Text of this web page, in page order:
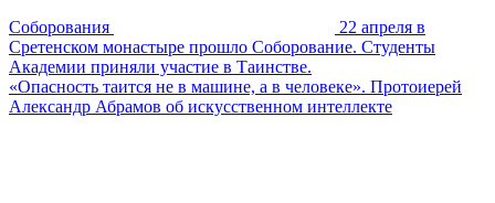
Соборования
22 апреля в
Сретенском монастыре прошло Соборование. Студенты
Академии приняли участие в Таинстве.
«Опасность таится не в машине, а в человеке». Протоиерей
Александр Абрамов об искусственном интеллекте